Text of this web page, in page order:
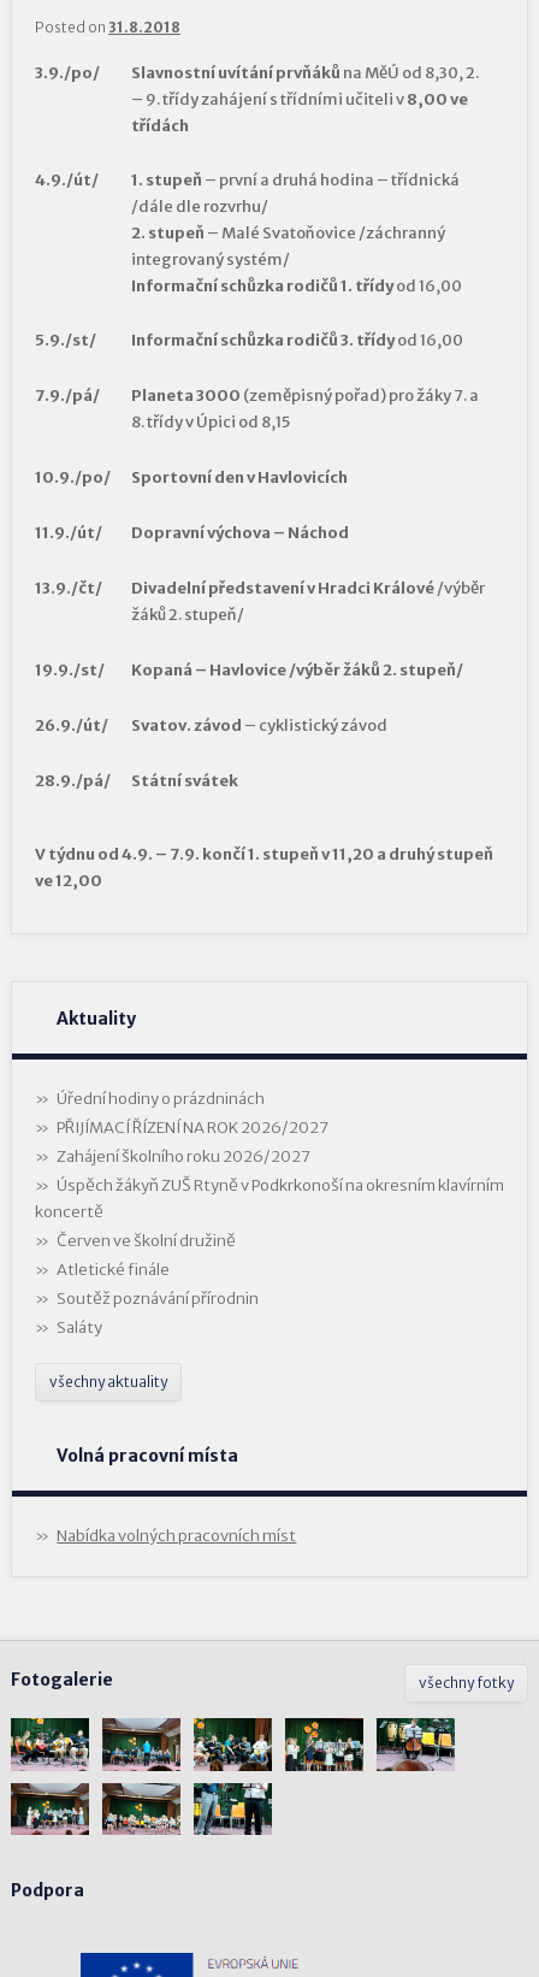
Posted on 31.8.2018
3.9./po/ Slavnostní uvítání prvňáků na MěÚ od 8,30, 2.
– 9. třídy zahájení s třídními učiteli v8,00 ve
třídách
4.9./út/ 1. stupeň – první a druhá hodina – třídnická
/dále dle rozvrhu/
2. stupeň – Malé Svatoňovice /záchranný
integrovaný systém/
Informační schůzka rodičů 1. třídyod 16,00
5.9./st/ Informační schůzka rodičů 3. třídyod 16,00
7.9./pá/ Planeta 3000 (zeměpisný pořad) pro žáky 7. a
8. třídy v Úpici od 8,15
10.9./po/ Sportovní den v Havlovicích
11.9./út/ Dopravní výchova – Náchod
13.9./čt/ Divadelní představení v Hradci Králové/výběr
žáků 2. stupeň/
19.9./st/ Kopaná – Havlovice /výběr žáků 2. stupeň/
26.9./út/ Svatov. závod – cyklistický závod
28.9./pá/ Státní svátek
V týdnu od 4.9. – 7.9. končí 1. stupeň v 11,20 a druhý stupeň
ve 12,00
Aktuality
Úřední hodiny o prázdninách
PŘIJÍMACÍ ŘÍZENÍ NA ROK 2026/2027
Zahájení školního roku 2026/2027
Úspěch žákyň ZUŠ Rtyně v Podkrkonoší na okresním klavírním
koncertě
Červen ve školní družině
Atletické finále
Soutěž poznávání přírodnin
Saláty
všechny aktuality
Volná pracovní místa
Nabídka volných pracovních míst
všechny fotky
Fotogalerie
Podpora